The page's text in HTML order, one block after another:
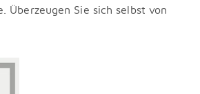
Überzeugen Sie sich selbst von